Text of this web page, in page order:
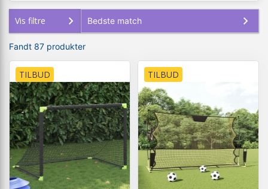
Vis filtre
Fandt 87 produkter
TILBUD TILBUD